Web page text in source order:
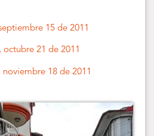
15 de 2011
21 de 2011
18 de 2011